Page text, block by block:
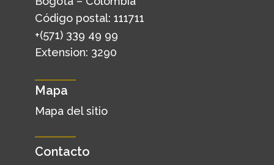
Código postal: 111711
+(571) 339 49 99
Extension: 3290
Mapa
Mapa del sitio
Contacto